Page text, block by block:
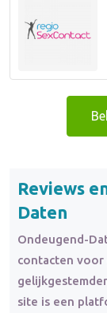
Reviews
Daten
Ondeugend-
contacten
site is een